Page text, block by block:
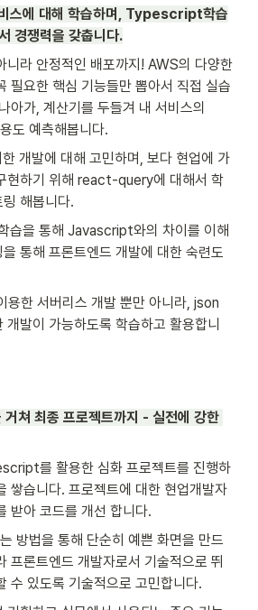
스에 대해 학습하며, Typescript학습
경쟁력을 갖춥니다.
니라 안정적인 배포까지! AWS의 다양한
필요한 핵심 기능들만 뽑아서 직접 실습
아가, 계산기를 두들겨 내 서비스의
도 예측해봅니다.
개발에 대해 고민하며, 보다 현업에 가
현하기 위해 react-query에 대해서 학
해봅니다.
을 통해 Javascript와의 차이를 이해
통해 프론트엔드 개발에 대한 숙련도
용한 서버리스 개발 뿐만 아니라, json
개발이 가능하도록 학습하고 활용합니
거쳐 최종 프로젝트까지 - 실전에 강한
를 활용한 심화 프로젝트를 진행하
쌓습니다. 프로젝트에 대한 현업개발자
받아 코드를 개선 합니다.
방법을 통해 단순히 예쁜 화면을 만드
프론트엔드 개발자로서 기술적으로 뛰
수 있도록 기술적으로 고민합니다.